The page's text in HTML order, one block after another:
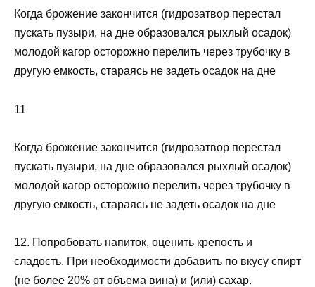
Когда брожение закончится (гидрозатвор перестал
пускать пузыри, на дне образовался рыхлый осадок)
молодой кагор осторожно перелить через трубочку в
другую емкость, стараясь не задеть осадок на дне
11
Когда брожение закончится (гидрозатвор перестал
пускать пузыри, на дне образовался рыхлый осадок)
молодой кагор осторожно перелить через трубочку в
другую емкость, стараясь не задеть осадок на дне
12. Попробовать напиток, оценить крепость и
сладость. При необходимости добавить по вкусу спирт
(не более 20% от объема вина) и (или) сахар.